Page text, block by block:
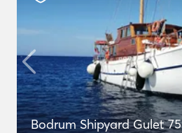
Bodrum Shipyard Gulet 75